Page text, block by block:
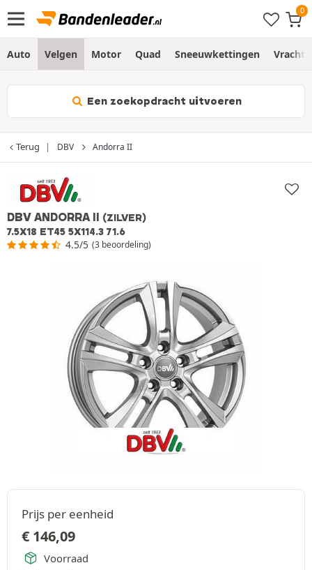
Auto Velgen Motor Quad Sneeuwkettingen
Een zoekopdracht uitvoeren
Terug DBV Andorra II
DBV ANDORRA II (ZILVER)
7.5X18 ET45 5X114.3 71.6
4.5/5 (3 beoordeling)
Prijs per eenheid
€ 146,09
Voorraad